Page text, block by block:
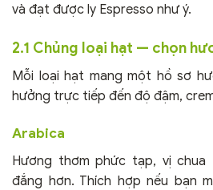
và đạt được ly Espresso như ý.
2.1 Chủng loại hạt — chọn
Mỗi loại hạt mang một hồ sơ
hưởng trực tiếp đến độ đậm,
Arabica
Hương thơm phức tạp, vị
đắng hơn. Thích hợp nếu bạn